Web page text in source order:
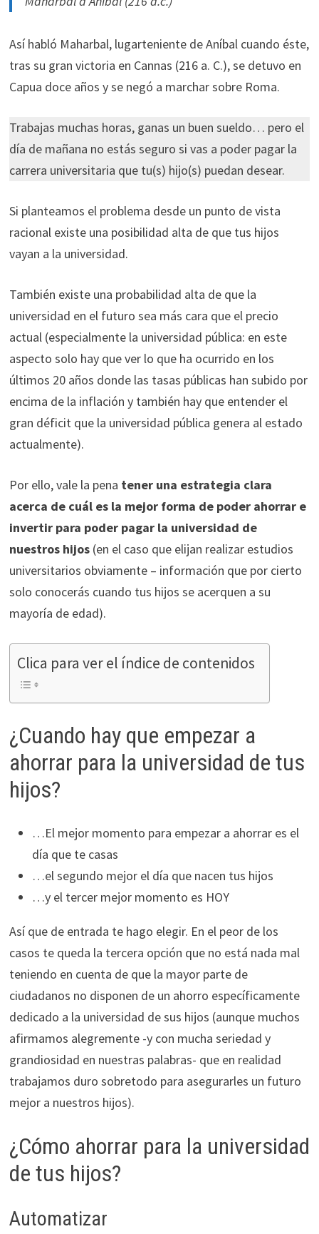
Así habló Maharbal, lugarteniente de Aníbal cuando éste,
tras su gran victoria en Cannas (216 a. C.), se detuvo en
Capua doce años y se negó a marchar sobre Roma.
Trabajas muchas horas, ganas un buen sueldo… pero el
día de mañana no estás seguro si vas a poder pagar la
carrera universitaria que tu(s) hijo(s) puedan desear.
Si planteamos el problema desde un punto de vista
racional existe una posibilidad alta de que tus hijos
vayan a la universidad.
También existe una probabilidad alta de que la
universidad en el futuro sea más cara que el precio
actual (especialmente la universidad pública: en este
aspecto solo hay que ver lo que ha ocurrido en los
últimos 20 años donde las tasas públicas han subido por
encima de la inflación y también hay que entender el
gran déficit que la universidad pública genera al estado
actualmente).
Por ello, vale la pena tener una estrategia clara
acerca de cuál es la mejor forma de poder ahorrar e
invertir para poder pagar la universidad de
nuestros hijos (en el caso que elijan realizar estudios
universitarios obviamente – información que por cierto
solo conocerás cuando tus hijos se acerquen a su
mayoría de edad).
Clica para ver el índice de contenidos
¿Cuando hay que empezar a
ahorrar para la universidad de tus
hijos?
…El mejor momento para empezar a ahorrar es el
día que te casas
…el segundo mejor el día que nacen tus hijos
…y el tercer mejor momento es HOY
Así que de entrada te hago elegir. En el peor de los
casos te queda la tercera opción que no está nada mal
teniendo en cuenta de que la mayor parte de
ciudadanos no disponen de un ahorro específicamente
dedicado a la universidad de sus hijos (aunque muchos
afirmamos alegremente -y con mucha seriedad y
grandiosidad en nuestras palabras- que en realidad
trabajamos duro sobretodo para asegurarles un futuro
mejor a nuestros hijos).
¿Cómo ahorrar para la universidad
de tus hijos?
Automatizar